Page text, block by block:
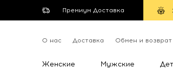
Премиум Доставка
О нас Доставка Обмен и возврат
Женские Мужские